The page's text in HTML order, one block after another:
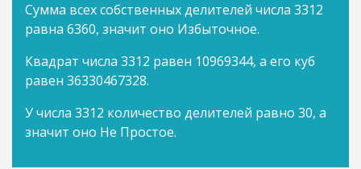
Сумма всех собственных делителей числа 3312
равна 6360, значит оно Избыточное.
Квадрат числа 3312 равен 10969344, а его куб
равен 36330467328.
У числа 3312 количество делителей равно 30, а
значит оно Не Простое.